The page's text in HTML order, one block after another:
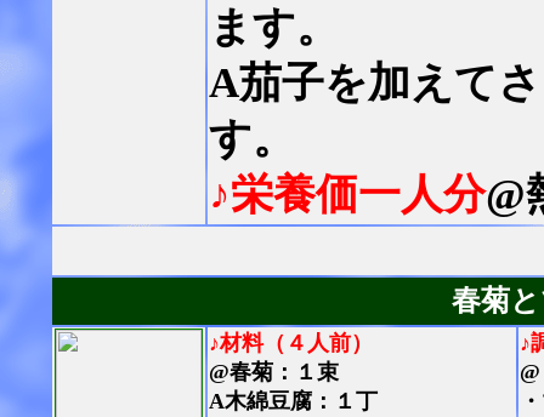
ます。
A茄子を加えて
す。
♪栄養価一人分@
春菊
♪材料（４人前）
@春菊：１束
A木綿豆腐：１丁
♪